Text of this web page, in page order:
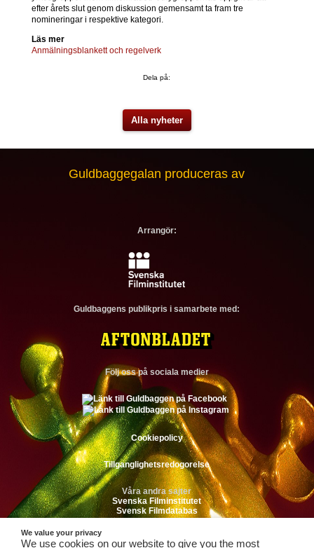
efter årets slut genom diskussion gemensamt ta fram tre
nomineringar i respektive kategori.
Läs mer
Anmälningsblankett och regelverk
Dela på:
Alla nyheter
Guldbaggegalan produceras av
Arrangör:
Guldbaggens publikpris i samarbete med:
Följ oss på sociala medier
Cookiepolicy
Tillganglighetsredogorelse
Våra andra sajter
Svenska Filminstitutet
Svensk Filmdatabas
We value your privacy
We use cookies on our website to give you the most